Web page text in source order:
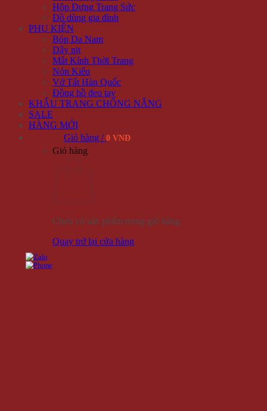
Hộp Đựng Trang Sức
Đồ dùng gia đình
PHỤ KIỆN
Bóp Da Nam
Dây nịt
Mắt Kính Thời Trang
Nón Kiểu
Vớ Tất Hàn Quốc
Đồng hồ đeo tay
KHẨU TRANG CHỐNG NẮNG
SALE
HÀNG MỚI
Giỏ hàng / 0 VNĐ
Giỏ hàng
Chưa có sản phẩm trong giỏ hàng.
Quay trở lại cửa hàng